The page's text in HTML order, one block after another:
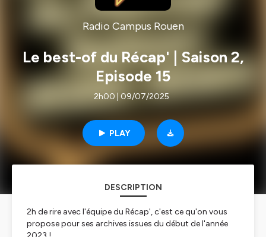
Radio Campus Rouen
Le best-of du Récap' | Saison 2,
Episode 15
2h00 | 09/07/2025
PLAY
DESCRIPTION
2h de rire avec l'équipe du Récap', c'est ce qu'on vous
propose pour ses archives issues du début de l'année